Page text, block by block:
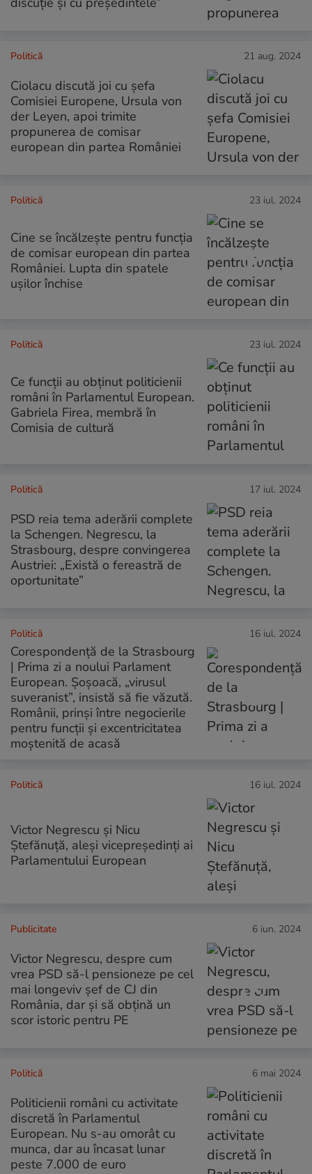
Politică 21 aug. 2024
Ciolacu discută joi cu șefa
Comisiei Europene, Ursula von
der Leyen, apoi trimite
propunerea de comisar
european din partea României
Politică 23 iul. 2024
Cine se încălzește pentru funcția
de comisar european din partea
României. Lupta din spatele
ușilor închise
Politică 23 iul. 2024
Ce funcții au obținut politicienii
români în Parlamentul European.
Gabriela Firea, membră în
Comisia de cultură
Politică 17 iul. 2024
PSD reia tema aderării complete
la Schengen. Negrescu, la
Strasbourg, despre convingerea
Austriei: „Există o fereastră de
oportunitate”
Politică 16 iul. 2024
Corespondență de la Strasbourg
| Prima zi a noului Parlament
European. Șoșoacă, „virusul
suveranist”, insistă să fie văzută.
Românii, prinși între negocierile
pentru funcții și excentricitatea
moștenită de acasă
Politică 16 iul. 2024
Victor Negrescu și Nicu
Ștefănuță, aleși vicepreședinți ai
Parlamentului European
Publicitate 6 iun. 2024
Victor Negrescu, despre cum
vrea PSD să-l pensioneze pe cel
mai longeviv șef de CJ din
România, dar și să obțină un
scor istoric pentru PE
Politică 6 mai 2024
Politicienii români cu activitate
discretă în Parlamentul
European. Nu s-au omorât cu
munca, dar au încasat lunar
peste 7.000 de euro